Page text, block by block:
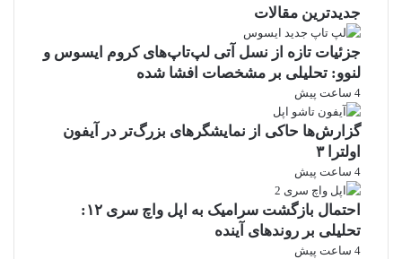
جدیدترین مقالات
جزئیات تازه از نسل آتی لپ‌تاپ‌های کروم ایسوس و
لنوو: تحلیلی بر مشخصات افشا شده
4 ساعت پیش
گزارش‌ها حاکی از نمایشگرهای بزرگ‌تر در آیفون
اولترا ۳
4 ساعت پیش
احتمال بازگشت سرامیک به اپل واچ سری ۱۲:
تحلیلی بر روندهای آینده
4 ساعت پیش